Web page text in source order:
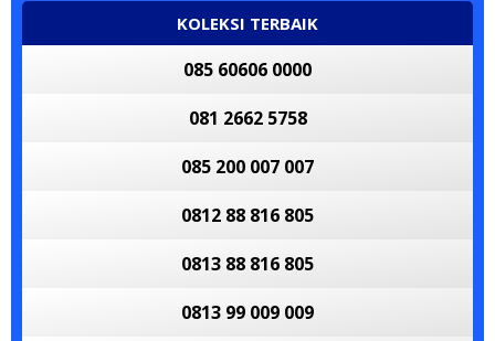
KOLEKSI TERBAIK
085 60606 0000
081 2662 5758
085 200 007 007
0812 88 816 805
0813 88 816 805
0813 99 009 009